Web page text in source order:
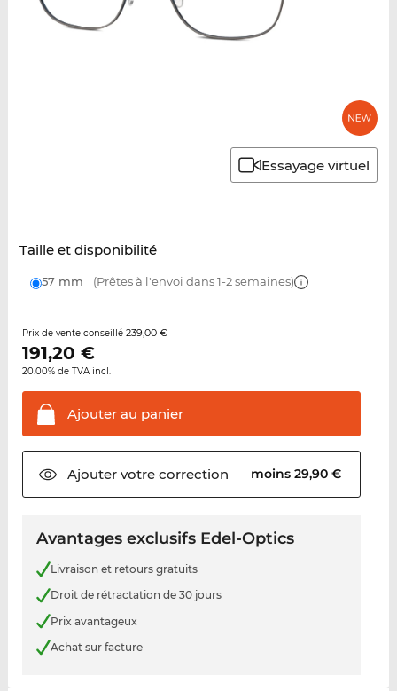
Essayage virtuel
Taille et disponibilité
57 mm (Prêtes à l'envoi dans 1-2 semaines)
Prix de vente conseillé 239,00 €
191,20 €
20.00% de TVA incl.
Ajouter au panier
Ajouter votrecorrection moins 29,90 €
Avantages exclusifs Edel-Optics
Livraison et retours gratuits
Droit de rétractation de 30 jours
Prix avantageux
Achat sur facture